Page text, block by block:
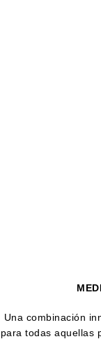
Una combinación
para todas aquellas